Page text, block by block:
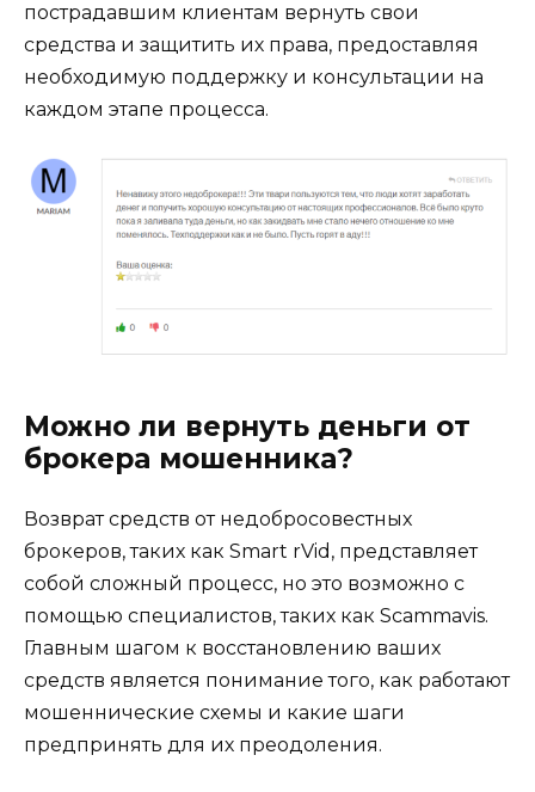
пострадавшим клиентам вернуть свои
средства и защитить их права, предоставляя
необходимую поддержку и консультации на
каждом этапе процесса.
Можно ли вернуть деньги от
брокера мошенника?
Возврат средств от недобросовестных
брокеров, таких как Smart rVid, представляет
собой сложный процесс, но это возможно с
помощью специалистов, таких как Scammavis.
Главным шагом к восстановлению ваших
средств является понимание того, как работают
мошеннические схемы и какие шаги
предпринять для их преодоления.